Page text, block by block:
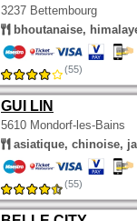
3237 Bettembourg
bhoutanaise,
(55)
GUI LIN
5610 Mondorf-les-Bains
asiatique, chinoise,
(55)